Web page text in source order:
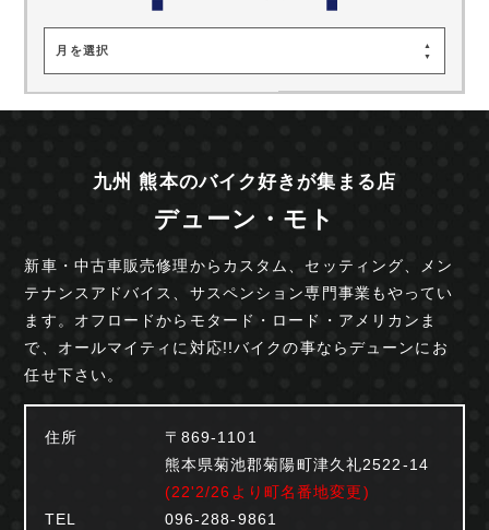
月を選択
九州 熊本のバイク好きが集まる店
デューン・モト
新車・中古車販売修理からカスタム、セッティング、
メン
テナンスアドバイス、サスペンション専門事業もやってい
ます。オフロードからモタード・ロード・ アメリカンま
で、オールマイティに対応!!バイクの事ならデューンにお
任せ下さい。
住所
〒869-1101
熊本県菊池郡菊陽町津久礼2522-14
(22'2/26より町名番地変更)
TEL
096-288-9861